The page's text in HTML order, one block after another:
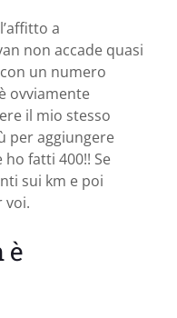
a
non accade quasi
un numero
ovviamente
il mio stesso
per aggiungere
fatti 400!! Se
sui km e poi
voi.
è